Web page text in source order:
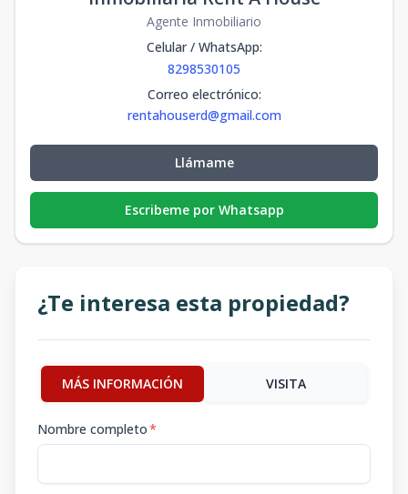
Agente Inmobiliario
Celular / WhatsApp:
8298530105
Correo electrónico:
rentahouserd@gmail.com
Llámame
Escribeme por Whatsapp
¿Te interesa esta propiedad?
MÁS INFORMACIÓN VISITA
Nombre completo*